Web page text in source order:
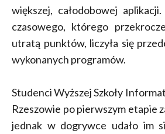
większej, całodobowej
czasowego, którego
utratą punktów, liczyła się
wykonanych programów.
Studenci Wyższej Szkoły
Rzeszowie po pierwszym etapie
jednak w dogrywce udało im